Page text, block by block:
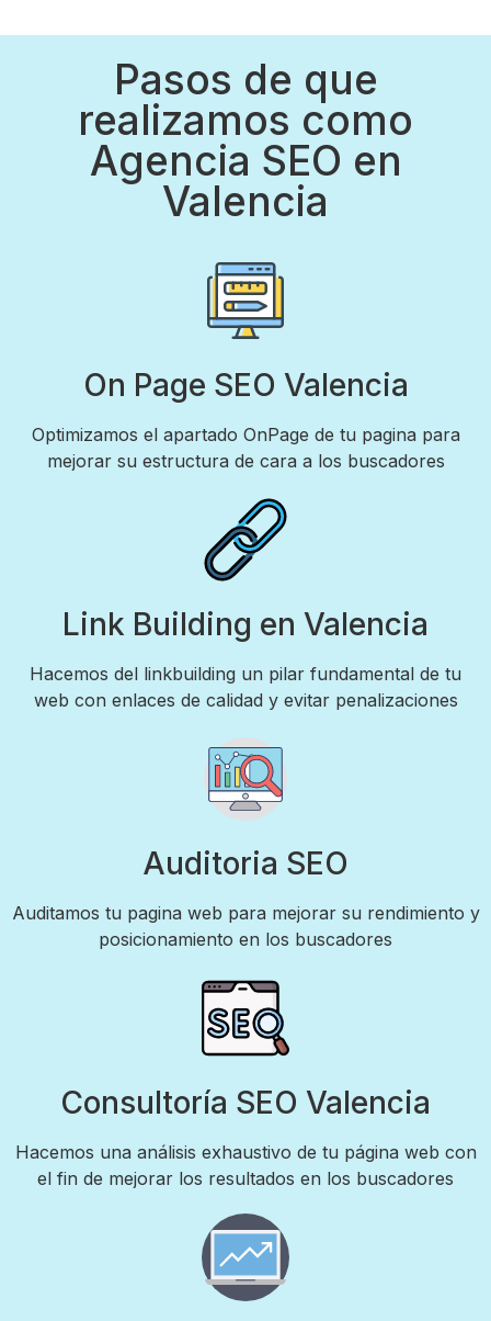
Pasos de que
realizamos como
Agencia SEO en
Valencia
On Page SEO Valencia
Optimizamos el apartado OnPage de tu pagina para
mejorar su estructura de cara a los buscadores
Link Building en Valencia
Hacemos del linkbuilding un pilar fundamental de tu
web con enlaces de calidad y evitar penalizaciones
Auditoria SEO
Auditamos tu pagina web para mejorar su rendimiento y
posicionamiento en los buscadores
Consultoría SEO Valencia
Hacemos una análisis exhaustivo de tu página web con
el fin de mejorar los resultados en los buscadores